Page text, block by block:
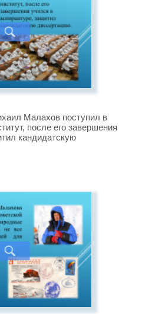
Малахов поступил в
после его завершения
кандидатскую